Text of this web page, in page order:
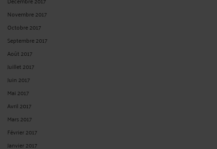
QUEL EST LE RÉGIME APPLICABLE EN CAS DE RECHUTE D’UN
ACCIDENT DE SERVICE SURVENU AVANT LE 21 JANVIER 2017
DATE D’ENTRÉE EN VIGUEUR DU CITIS ?
Par André ICARD
EN BREF : dans son avis en date du 18 février 2025, le Conseil d’État précise tout
d’abord qu’il faut entendre par rechute « une modification de l’état de l’agent
blessure ou de guérison ...